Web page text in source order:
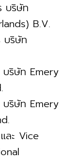
บริษัท
B.V.
บริษัท
บริษัท Emery
บริษัท Emery
ละ Vice